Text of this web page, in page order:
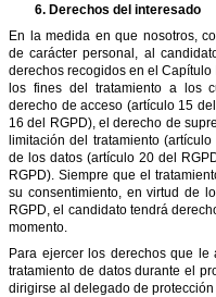
6. Derechos del interesado
En la medida en que nosotros,
de carácter personal, al
derechos recogidos en el
los fines del tratamiento a los
derecho de acceso (artículo 15
16 del RGPD), el derecho de
limitación del tratamiento
de los datos (artículo 20 del
RGPD). Siempre que el
su consentimiento, en virtud de
RGPD, el candidato tendrá
momento.
Para ejercer los derechos que
tratamiento de datos durante el
dirigirse al delegado de